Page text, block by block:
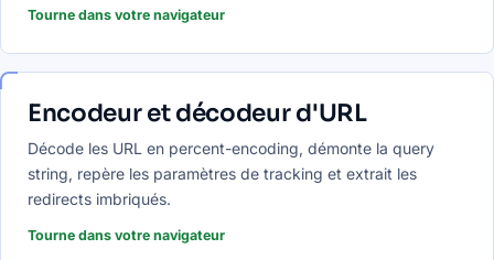
Tourne dans votre navigateur
Encodeur et décodeur d'URL
Décode les URL en percent-encoding, démonte la query
string, repère les paramètres de tracking et extrait les
redirects imbriqués.
Tourne dans votre navigateur